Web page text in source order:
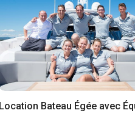
Location Bateau Égée avec